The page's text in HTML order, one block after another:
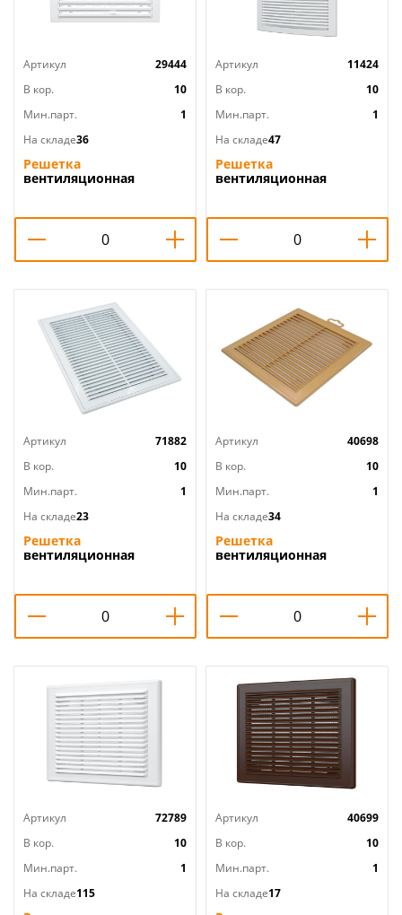
Артикул
29444
В кор.
10
Мин.парт.
1
На складе36
Решетка
вентиляционная
Артикул
11424
В кор.
10
Мин.парт.
1
На складе47
Решетка
вентиляционная
Артикул
71882
В кор.
10
Мин.парт.
1
На складе23
Решетка
вентиляционная
П2030Р Эвент, 1/75
Артикул
40698
В кор.
10
Мин.парт.
1
На складе34
Решетка
вентиляционная
разборная, ERA, 1/40
Артикул
72789
В кор.
10
Мин.парт.
1
На складе115
Артикул
40699
В кор.
10
Мин.парт.
1
На складе17